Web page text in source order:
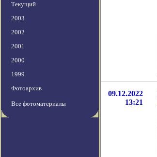
Текущий
2003
2002
2001
2000
1999
Фотоархив
Все фотоматериалы
09.12.2022
13:21